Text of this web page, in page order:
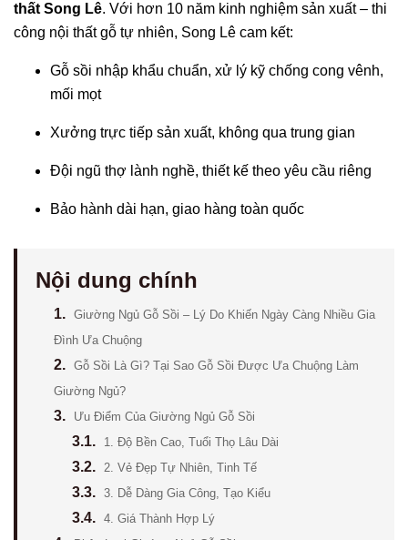
thất Song Lê. Với hơn 10 năm kinh nghiệm sản xuất – thi
công nội thất gỗ tự nhiên, Song Lê cam kết:
Gỗ sồi nhập khẩu chuẩn, xử lý kỹ chống cong vênh,
mối mọt
Xưởng trực tiếp sản xuất, không qua trung gian
Đội ngũ thợ lành nghề, thiết kế theo yêu cầu riêng
Bảo hành dài hạn, giao hàng toàn quốc
Nội dung chính
1. Giường Ngủ Gỗ Sồi – Lý Do Khiến Ngày Càng Nhiều Gia
Đình Ưa Chuộng
2. Gỗ Sồi Là Gì? Tại Sao Gỗ Sồi Được Ưa Chuộng Làm
Giường Ngủ?
3. Ưu Điểm Của Giường Ngủ Gỗ Sồi
3.1. 1. Độ Bền Cao, Tuổi Thọ Lâu Dài
3.2. 2. Vẻ Đẹp Tự Nhiên, Tinh Tế
3.3. 3. Dễ Dàng Gia Công, Tạo Kiểu
3.4. 4. Giá Thành Hợp Lý